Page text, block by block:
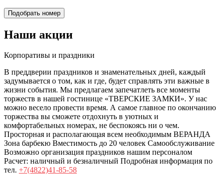
Подобрать номер
Наши акции
Корпоративы и праздники
В преддверии праздников и знаменательных дней, каждый
задумывается о том, как и где, будет справлять эти важные в
жизни события. Мы предлагаем запечатлеть все моменты
торжеств в нашей гостинице «ТВЕРСКИЕ ЗАМКИ». У нас
можно весело провести время. А самое главное по окончанию
торжества вы сможете отдохнуть в уютных и
комфортабельных номерах, не беспокоясь ни о чем.
Просторная и располагающая всем необходимым ВЕРАНДА
Зона барбекю Вместимость до 20 человек Самообслуживание
Возможно организация праздников нашим персоналом
Расчет: наличный и безналичный Подробная информация по
тел. +7(4822)41-85-58